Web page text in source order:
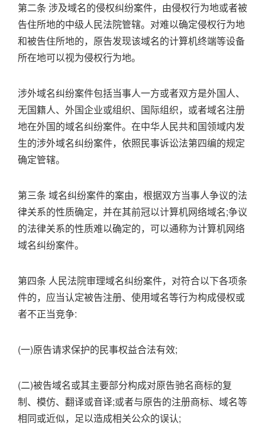
第二条 涉及域名的侵权纠纷案件，由侵权行为地或者被
告住所地的中级人民法院管辖。对难以确定侵权行为地
和被告住所地的，原告发现该域名的计算机终端等设备
所在地可以视为侵权行为地。
涉外域名纠纷案件包括当事人一方或者双方是外国人、
无国籍人、外国企业或组织、国际组织，或者域名注册
地在外国的域名纠纷案件。在中华人民共和国领域内发
生的涉外域名纠纷案件，依照民事诉讼法第四编的规定
确定管辖。
第三条 域名纠纷案件的案由，根据双方当事人争议的法
律关系的性质确定，并在其前冠以计算机网络域名;争议
的法律关系的性质难以确定的，可以通称为计算机网络
域名纠纷案件。
第四条 人民法院审理域名纠纷案件，对符合以下各项条
件的，应当认定被告注册、使用域名等行为构成侵权或
者不正当竞争:
(一)原告请求保护的民事权益合法有效;
(二)被告域名或其主要部分构成对原告驰名商标的复
制、模仿、翻译或音译;或者与原告的注册商标、域名等
相同或近似，足以造成相关公众的误认;